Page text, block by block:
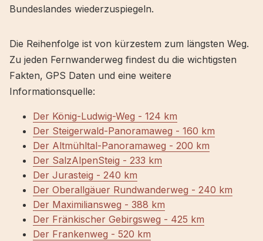
Bundeslandes wiederzuspiegeln.
Die Reihenfolge ist von kürzestem zum längsten Weg.
Zu jeden Fernwanderweg findest du die wichtigsten
Fakten, GPS Daten und eine weitere
Informationsquelle:
Der König-Ludwig-Weg - 124 km
Der Steigerwald-Panoramaweg - 160 km
Der Altmühltal-Panoramaweg - 200 km
Der SalzAlpenSteig - 233 km
Der Jurasteig - 240 km
Der Oberallgäuer Rundwanderweg - 240 km
Der Maximiliansweg - 388 km
Der Fränkischer Gebirgsweg - 425 km
Der Frankenweg - 520 km